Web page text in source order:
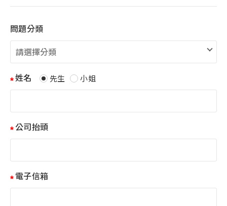
問題分類
姓名 先生 小姐
公司抬頭
電子信箱